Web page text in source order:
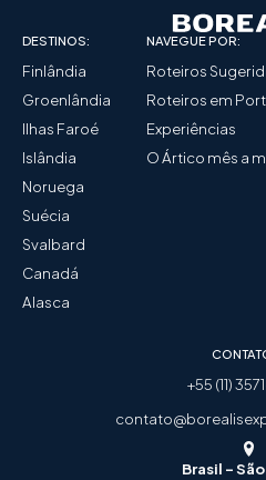
DESTINOS:
Finlândia
Groenlândia
Ilhas Faroé
Islândia
Noruega
Suécia
Svalbard
Canadá
Alasca
NAVEGUE POR:
Roteiros
Roteiros em
Experiências
O Ártico mês a
+55 (11)
Brasil -